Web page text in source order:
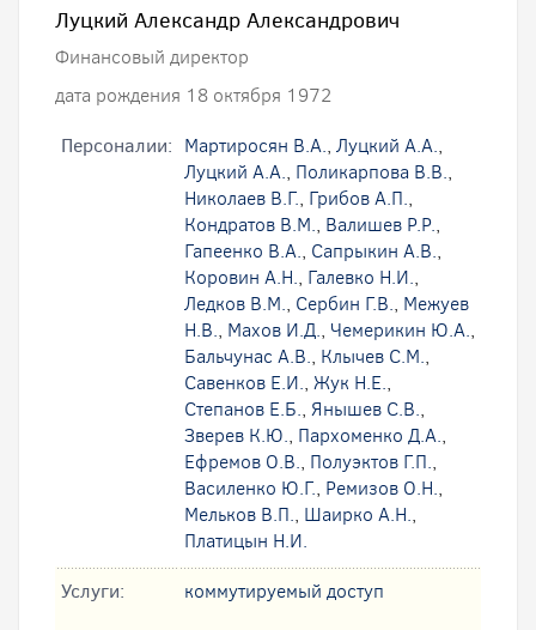
Луцкий Александр Александрович
Финансовый директор
дата рождения 18 октября 1972
Персоналии: Мартиросян В.А., Луцкий А.А.,
Луцкий А.А., Поликарпова В.В.,
Николаев В.Г., Грибов А.П.,
Кондратов В.М., Валишев Р.Р.,
Гапеенко В.А., Сапрыкин А.В.,
Коровин А.Н., Галевко Н.И.,
Ледков В.М., Сербин Г.В., Межуев
Н.В., Махов И.Д., Чемерикин Ю.А.,
Бальчунас А.В., Клычев С.М.,
Савенков Е.И., Жук Н.Е.,
Степанов Е.Б., Янышев С.В.,
Зверев К.Ю., Пархоменко Д.А.,
Ефремов О.В., Полуэктов Г.П.,
Василенко Ю.Г., Ремизов О.Н.,
Мельков В.П., Шаирко А.Н.,
Платицын Н.И.
Услуги:
коммутируемый доступ